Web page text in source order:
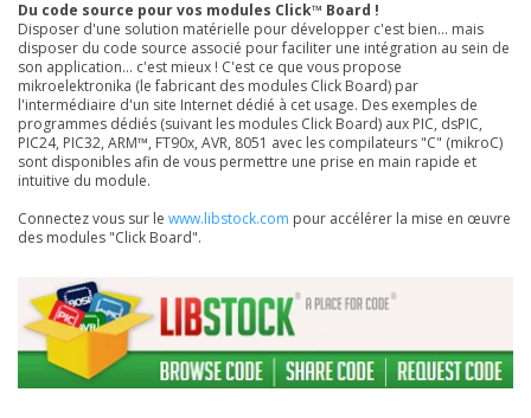
Du code source pour vos modules Click™ Board !
Disposer d'une solution matérielle pour développer c'est bien... mais
disposer du code source associé pour faciliter une intégration au sein de
son application... c'est mieux ! C'est ce que vous propose
mikroelektronika (le fabricant des modules Click Board) par
l'intermédiaire d'un site Internet dédié à cet usage. Des exemples de
programmes dédiés (suivant les modules Click Board) aux PIC, dsPIC,
PIC24, PIC32, ARM™, FT90x, AVR, 8051 avec les compilateurs "C" (mikroC)
sont disponibles afin de vous permettre une prise en main rapide et
intuitive du module.
Connectez vous sur le www.libstock.com pour accélérer la mise en œuvre
des modules "Click Board".